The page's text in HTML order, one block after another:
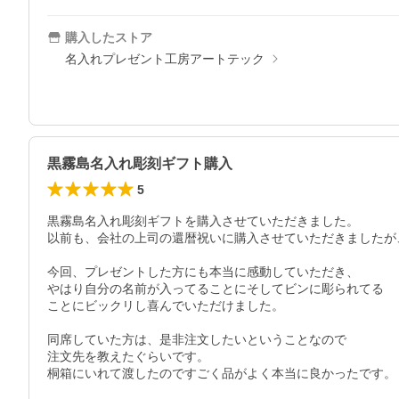
購入したストア
名入れプレゼント工房アートテック
黒霧島名入れ彫刻ギフト購入
5
黒霧島名入れ彫刻ギフトを購入させていただきました。
以前も、会社の上司の還暦祝いに購入させていただきました
今回、プレゼントした方にも本当に感動していただき、
やはり自分の名前が入ってることにそしてビンに彫られてる
ことにビックリし喜んでいただけました。
同席していた方は、是非注文したいということなので
注文先を教えたぐらいです。
桐箱にいれて渡したのですごく品がよく本当に良かったです。